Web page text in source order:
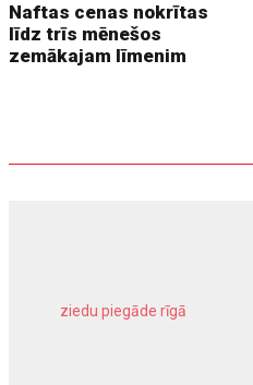
Naftas cenas nokrītas
līdz trīs mēnešos
zemākajam līmenim
ziedu piegāde rīgā